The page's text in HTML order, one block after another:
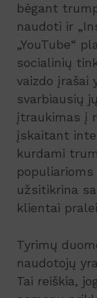
bėgant
naudoti ir
„YouTube“
socialinių
vaizdo įrašai
svarbiausių
įtraukimas į
įskaitant
kurdami
užsitikrina
klientai
Tyrimų
naudotojų
Tai reiškia,